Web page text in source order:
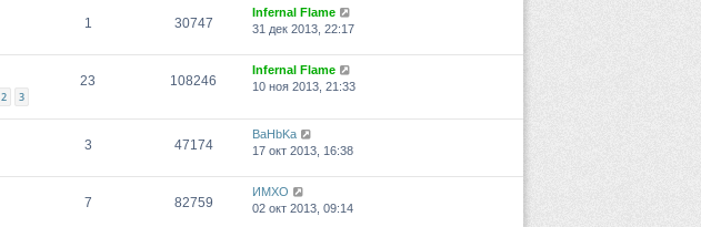
1 30747
Infernal Flame
31 дек 2013, 22:17
2 3
23 108246
Infernal Flame
10 ноя 2013, 21:33
3 47174
BaHbKa
17 окт 2013, 16:38
7 82759
ИМХО
02 окт 2013, 09:14